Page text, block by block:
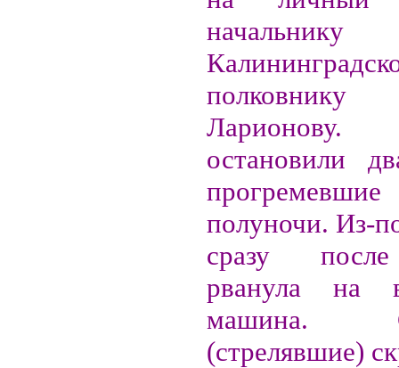
остановили
полуночи. Из-
сразу
рванула на
машина.
(стрелявшие)